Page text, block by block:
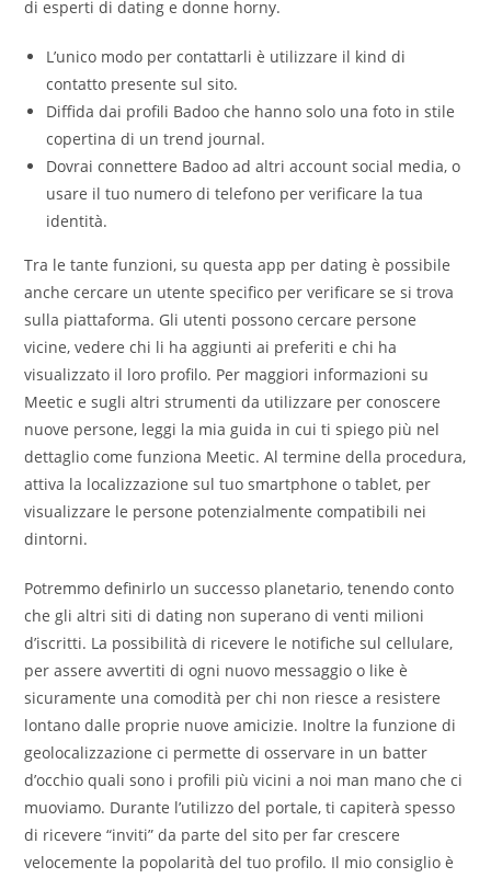
di esperti di dating e donne horny.
L’unico modo per contattarli è utilizzare il kind di
contatto presente sul sito.
Diffida dai profili Badoo che hanno solo una foto in stile
copertina di un trend journal.
Dovrai connettere Badoo ad altri account social media, o
usare il tuo numero di telefono per verificare la tua
identità.
Tra le tante funzioni, su questa app per dating è possibile
anche cercare un utente specifico per verificare se si trova
sulla piattaforma. Gli utenti possono cercare persone
vicine, vedere chi li ha aggiunti ai preferiti e chi ha
visualizzato il loro profilo. Per maggiori informazioni su
Meetic e sugli altri strumenti da utilizzare per conoscere
nuove persone, leggi la mia guida in cui ti spiego più nel
dettaglio come funziona Meetic. Al termine della procedura,
attiva la localizzazione sul tuo smartphone o tablet, per
visualizzare le persone potenzialmente compatibili nei
dintorni.
Potremmo definirlo un successo planetario, tenendo conto
che gli altri siti di dating non superano di venti milioni
d’iscritti. La possibilità di ricevere le notifiche sul cellulare,
per assere avvertiti di ogni nuovo messaggio o like è
sicuramente una comodità per chi non riesce a resistere
lontano dalle proprie nuove amicizie. Inoltre la funzione di
geolocalizzazione ci permette di osservare in un batter
d’occhio quali sono i profili più vicini a noi man mano che ci
muoviamo. Durante l’utilizzo del portale, ti capiterà spesso
di ricevere “inviti” da parte del sito per far crescere
velocemente la popolarità del tuo profilo. Il mio consiglio è